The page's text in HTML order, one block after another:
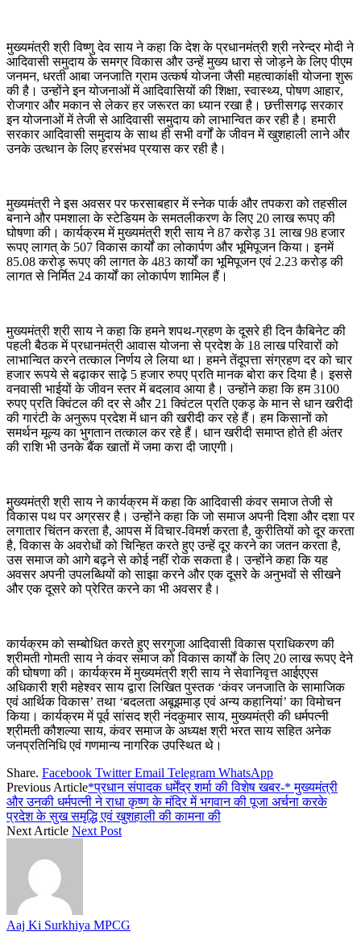
मुख्यमंत्री श्री विष्णु देव साय ने कहा कि देश के प्रधानमंत्री श्री नरेन्द्र मोदी ने
आदिवासी समुदाय के समग्र विकास और उन्हें मुख्य धारा से जोड़ने के लिए पीएम
जनमन, धरती आबा जनजाति ग्राम उत्कर्ष योजना जैसी महत्वाकांक्षी योजना शुरू
की है। उन्होंने इन योजनाओं में आदिवासियों की शिक्षा, स्वास्थ्य, पोषण आहार,
रोजगार और मकान से लेकर हर जरूरत का ध्यान रखा है। छत्तीसगढ़ सरकार
इन योजनाओं में तेजी से आदिवासी समुदाय को लाभान्वित कर रही है। हमारी
सरकार आदिवासी समुदाय के साथ ही सभी वर्गों के जीवन में खुशहाली लाने और
उनके उत्थान के लिए हरसंभव प्रयास कर रही है।
मुख्यमंत्री ने इस अवसर पर फरसाबहार में स्नेक पार्क और तपकरा को तहसील
बनाने और पमशाला के स्टेडियम के समतलीकरण के लिए 20 लाख रूपए की
घोषणा की। कार्यक्रम में मुख्यमंत्री श्री साय ने 87 करोड़ 31 लाख 98 हजार
रूपए लागत् के 507 विकास कार्यों का लोकार्पण और भूमिपूजन किया। इनमें
85.08 करोड़ रूपए की लागत के 483 कार्यों का भूमिपूजन एवं 2.23 करोड़ की
लागत से निर्मित 24 कार्यों का लोकार्पण शामिल हैं।
मुख्यमंत्री श्री साय ने कहा कि हमने शपथ-ग्रहण के दूसरे ही दिन कैबिनेट की
पहली बैठक में प्रधानमंत्री आवास योजना से प्रदेश के 18 लाख परिवारों को
लाभान्वित करने तत्काल निर्णय ले लिया था। हमने तेंदूपत्ता संग्रहण दर को चार
हजार रूपये से बढ़ाकर साढ़े 5 हजार रुपए प्रति मानक बोरा कर दिया है। इससे
वनवासी भाईयों के जीवन स्तर में बदलाव आया है। उन्होंने कहा कि हम 3100
रुपए प्रति क्विंटल की दर से और 21 क्विंटल प्रति एकड़ के मान से धान खरीदी
की गारंटी के अनुरूप प्रदेश में धान की खरीदी कर रहे हैं। हम किसानों को
समर्थन मूल्य का भुगतान तत्काल कर रहे हैं। धान खरीदी समाप्त होते ही अंतर
की राशि भी उनके बैंक खातों में जमा करा दी जाएगी।
मुख्यमंत्री श्री साय ने कार्यक्रम में कहा कि आदिवासी कंवर समाज तेजी से
विकास पथ पर अग्रसर है। उन्होंने कहा कि जो समाज अपनी दिशा और दशा पर
लगातार चिंतन करता है, आपस में विचार-विमर्श करता है, कुरीतियों को दूर करता
है, विकास के अवरोधों को चिन्हित करते हुए उन्हें दूर करने का जतन करता है,
उस समाज को आगे बढ़ने से कोई नहीं रोक सकता है। उन्होंने कहा कि यह
अवसर अपनी उपलब्धियों को साझा करने और एक दूसरे के अनुभवों से सीखने
और एक दूसरे को प्रेरित करने का भी अवसर है।
कार्यक्रम को सम्बोधित करते हुए सरगुजा आदिवासी विकास प्राधिकरण की
श्रीमती गोमती साय ने कंवर समाज को विकास कार्यों के लिए 20 लाख रूपए देने
की घोषणा की। कार्यक्रम में मुख्यमंत्री श्री साय ने सेवानिवृत्त आईएएस
अधिकारी श्री महेश्वर साय द्वारा लिखित पुस्तक ‘कंवर जनजाति के सामाजिक
एवं आर्थिक विकास’ तथा ‘बदलता अबूझमाड़ एवं अन्य कहानियां’ का विमोचन
किया। कार्यक्रम में पूर्व सांसद श्री नंदकुमार साय, मुख्यमंत्री की धर्मपत्नी
श्रीमती कौशल्या साय, कंवर समाज के अध्यक्ष श्री भरत साय सहित अनेक
जनप्रतिनिधि एवं गणमान्य नागरिक उपस्थित थे।
Share. Facebook Twitter Email Telegram WhatsApp
Previous Article­*प्रधान संपादक धर्मेंद्र शर्मा की विशेष खबर-* मुख्यमंत्री
और उनकी धर्मपत्नी ने राधा कृष्ण के मंदिर में भगवान की पूजा अर्चना करके
प्रदेश के सुख समृद्धि एवं खुशहाली की कामना की
Next Article Next Post
Aaj Ki Surkhiya MPCG